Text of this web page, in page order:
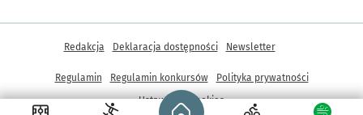
Strona główna - wroclaw.pl
Inne informacje
Redakcja Deklaracja dostępności Newsletter
Regulamin Regulamin konkursów
Polityka prywatności
Ustawienia cookies